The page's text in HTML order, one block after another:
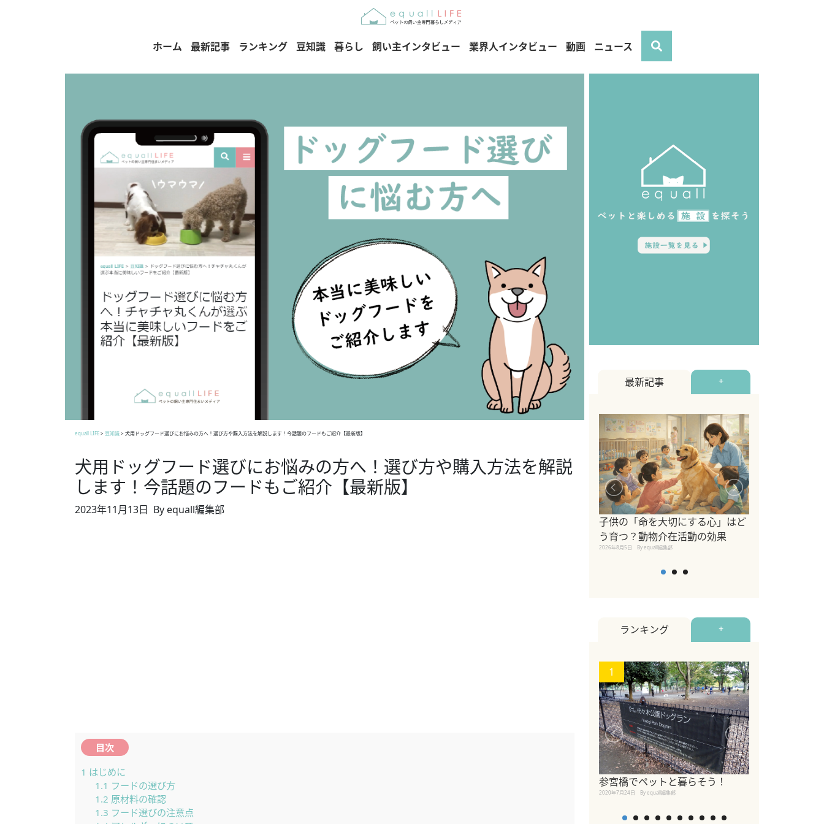
ホーム 最新記事 ランキング 豆知識 暮らし 飼い主インタビュー 業界人インタビュー 動画 ニュース
equall LIFE> 豆知識> 犬用ドッグフード選びにお悩みの方へ！選び方や購入方法を解説します！今話題のフードもご紹介【最新版】
犬用ドッグフード選びにお悩みの方へ！選び方や購入方法を解説
します！今話題のフードもご紹介【最新版】
2023年11月13日 By equall編集部
目次
1 はじめに
1.1 フードの選び方
1.2 原材料の確認
1.3 フード選びの注意点
最新記事 +
子供の「命を大切にする心」はど
う育つ？動物介在活動の効果
2026年8月5日 By equall編集部
ランキング +
1
参宮橋でペットと暮らそう！
2020年7月24日 By equall編集部